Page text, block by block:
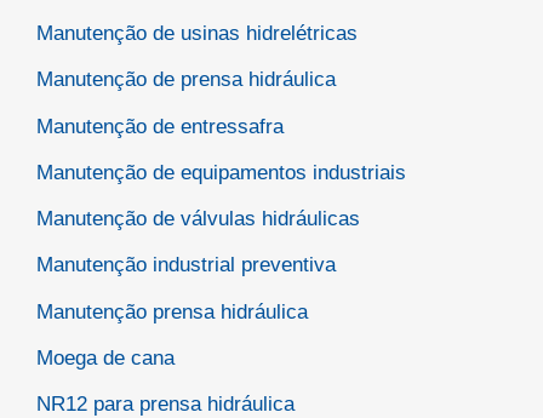
Manutenção de usinas hidrelétricas
Manutenção de prensa hidráulica
Manutenção de entressafra
Manutenção de equipamentos industriais
Manutenção de válvulas hidráulicas
Manutenção industrial preventiva
Manutenção prensa hidráulica
Moega de cana
NR12 para prensa hidráulica